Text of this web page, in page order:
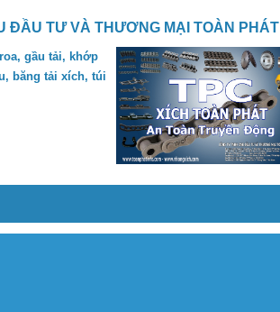
ĐẦU TƯ VÀ THƯƠNG MẠI TOÀN PHÁT
gầu tải, khớp
băng tải xích, túi